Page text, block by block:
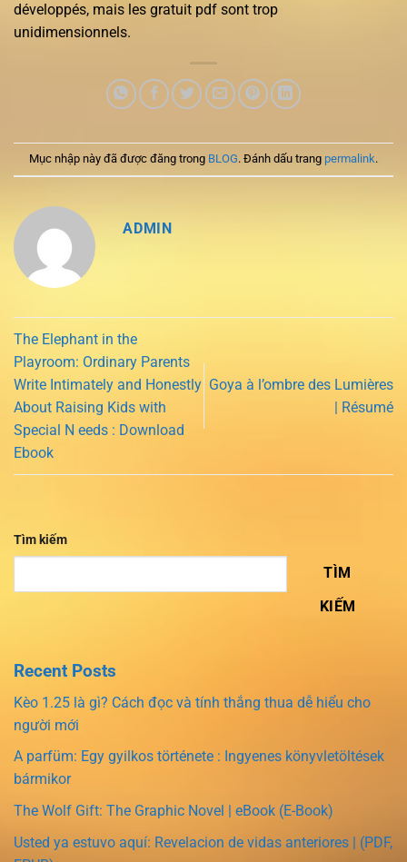
développés, mais les gratuit pdf sont trop
unidimensionnels.
Mục nhập này đã được đăng trong BLOG. Đánh dấu trang permalink.
ADMIN
The Elephant in the
Playroom: Ordinary Parents
Write Intimately and Honestly
About Raising Kids with
Special N eeds : Download
Ebook
Goya à l’ombre des Lumières
| Résumé
Tìm kiếm
TÌM
KIẾM
Recent Posts
Kèo 1.25 là gì? Cách đọc và tính thắng thua dễ hiểu cho
người mới
A parfüm: Egy gyilkos története : Ingyenes könyvletöltések
bármikor
The Wolf Gift: The Graphic Novel | eBook (E-Book)
Usted ya estuvo aquí: Revelacion de vidas anteriores | (PDF,